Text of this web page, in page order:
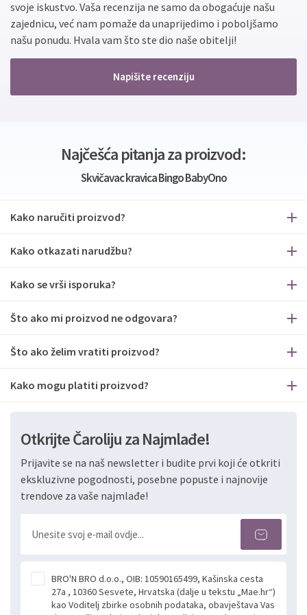
svoje iskustvo. Vaša recenzija ne samo da obogaćuje našu
zajednicu, već nam pomaže da unaprijedimo i poboljšamo
našu ponudu. Hvala vam što ste dio naše obitelji!
Napišite recenziju
Najčešća pitanja za proizvod:
Skvičavac kravica Bingo BabyOno
Kako naručiti proizvod?
Kako otkazati narudžbu?
Kako se vrši isporuka?
Što ako mi proizvod ne odgovara?
Što ako želim vratiti proizvod?
Kako mogu platiti proizvod?
Otkrijte Čaroliju za Najmlađe!
Prijavite se na naš newsletter i budite prvi koji će otkriti
ekskluzivne pogodnosti, posebne popuste i najnovije
trendove za vaše najmlađe!
BRO'N BRO d.o.o., OIB: 10590165499, Kašinska cesta
27a , 10360 Sesvete, Hrvatska (dalje u tekstu „Mae.hr“)
kao Voditelj zbirke osobnih podataka, obavještava Vas